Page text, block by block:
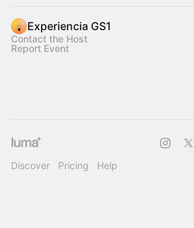
Experiencia GS1
Contact the Host
Report Event
Discover Pricing Help